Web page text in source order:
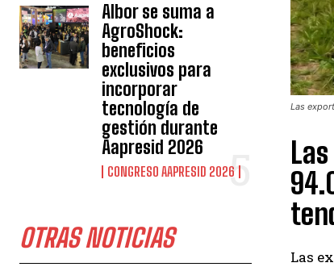
Albor se suma a
AgroShock:
beneficios
exclusivos para
incorporar
tecnología de
gestión durante
Aapresid 2026
CONGRESO AAPRESID 2026
OTRAS NOTICIAS
Las
Las